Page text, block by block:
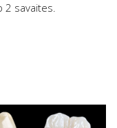
2 savaites.